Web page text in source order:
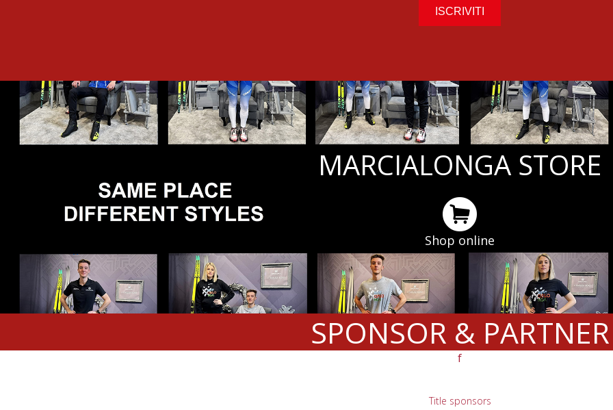
MARCIALONGA STORE
Shop online
SPONSOR & PARTNER
f
Title sponsors